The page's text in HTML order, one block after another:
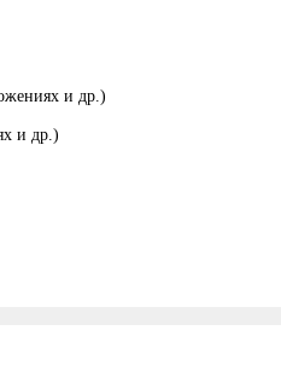
и др.)
и др.)